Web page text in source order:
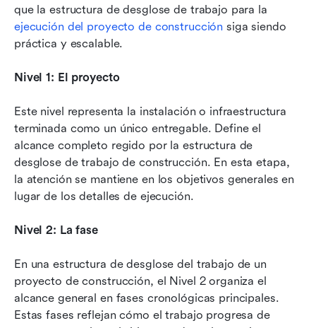
ejecución del proyecto de construcción siga siendo
práctica y escalable.
Nivel 1: El proyecto
Este nivel representa la instalación o infraestructura
terminada como un único entregable. Define el
alcance completo regido por la estructura de
desglose de trabajo de construcción. En esta etapa,
la atención se mantiene en los objetivos generales en
lugar de los detalles de ejecución.
Nivel 2: La fase
En una estructura de desglose del trabajo de un
proyecto de construcción, el Nivel 2 organiza el
alcance general en fases cronológicas principales.
Estas fases reflejan cómo el trabajo progresa de